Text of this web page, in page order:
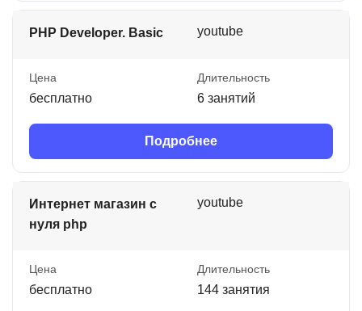
PHP Developer. Basic youtube
Цена
бесплатно
Длительность
6 занятий
Подробнее
Интернет магазин с
нуля php
youtube
Цена
бесплатно
Длительность
144 занятия